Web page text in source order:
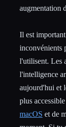
augmentation
Il est
inconvénients
l'utilisent. Les
l'intelligence
aujourd'hui et
plus
macOS et de